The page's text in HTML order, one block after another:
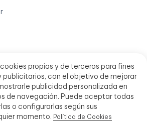
propias y de terceros para fines
con el objetivo de mejorar
publicidad personalizada en
de navegación. Puede aceptar todas
o configurarlas según sus
momento. Política de Cookies